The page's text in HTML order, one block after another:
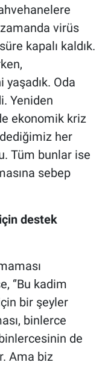
virüs
kapalı kaldık.
Oda
Yeniden
ekonomik kriz
her
Tüm bunlar ise
sebep
destek
‘’Bu kadim
bir şeyler
binlerce
de
Ama biz